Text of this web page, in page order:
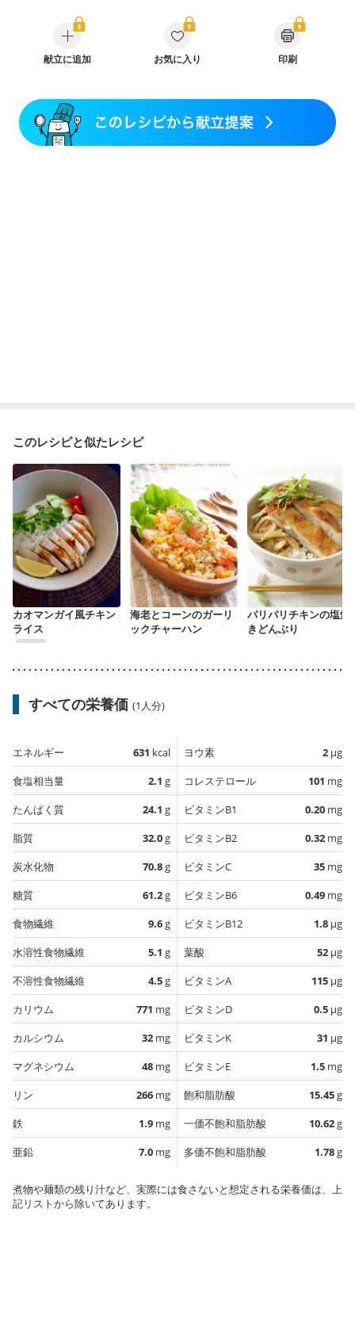
献立に追加 お気に入り 印刷
このレシピと似たレシピ
カオマンガイ風チキン
ライス
海老とコーンのガーリ
ックチャーハン
パリパリチキンの塩焼
きどんぶり
すべての栄養価 (1人分)
エネルギー 631 kcal
食塩相当量
2.1 g
たんぱく質
24.1 g
脂質
32.0g
炭水化物
70.8g
糖質
61.2g
食物繊維
9.6g
水溶性食物繊維
5.1 g
不溶性食物繊維
4.5g
カリウム
771 mg
カルシウム
32 mg
マグネシウム
48 mg
リン
266 mg
鉄
1.9 mg
亜鉛
7.0 mg
ヨウ素 2 µg
コレステロール
101 mg
ビタミンB1
0.20 mg
ビタミンB2
0.32 mg
ビタミンC
35 mg
ビタミンB6
0.49 mg
ビタミンB12
1.8 µg
葉酸
52 µg
ビタミンA
115 µg
ビタミンD
0.5 µg
ビタミンK
31 µg
ビタミンE
1.5 mg
飽和脂肪酸
15.45g
一価不飽和脂肪酸
10.62g
多価不飽和脂肪酸
1.78g
煮物や麺類の残り汁など、実際には食さないと想定される栄養価は、上
記リストから除いてあります。